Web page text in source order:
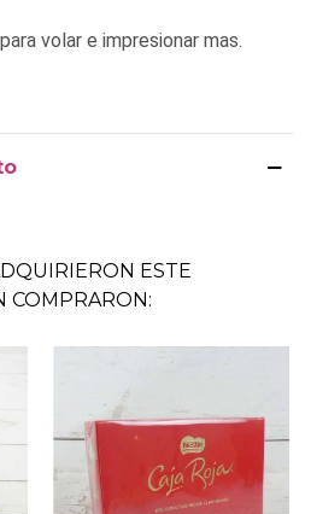
volar e impresionar mas.
ESTE
COMPRARON: